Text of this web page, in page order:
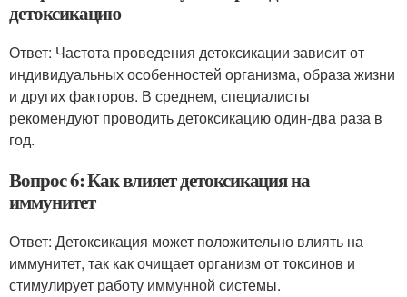
детоксикацию
Ответ: Частота проведения детоксикации зависит от
индивидуальных особенностей организма, образа жизни
и других факторов. В среднем, специалисты
рекомендуют проводить детоксикацию один-два раза в
год.
Вопрос 6: Как влияет детоксикация на
иммунитет
Ответ: Детоксикация может положительно влиять на
иммунитет, так как очищает организм от токсинов и
стимулирует работу иммунной системы.